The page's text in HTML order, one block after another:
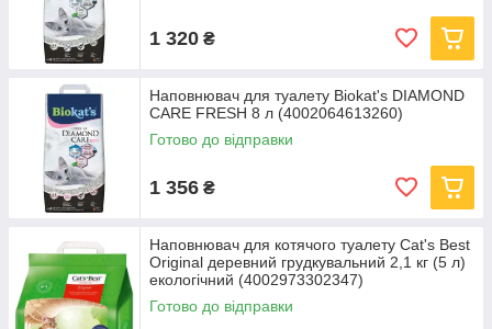
1 320 ₴
Наповнювач для туалету Biokat's DIAMOND
CARE FRESH 8 л (4002064613260)
Готово до відправки
1 356 ₴
Наповнювач для котячого туалету Cat's Best
Original деревний грудкувальний 2,1 кг (5 л)
екологічний (4002973302347)
Готово до відправки